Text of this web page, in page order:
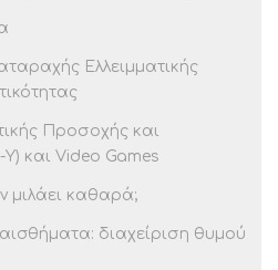
Ελλειμματικής
Προσοχής και
και Video Games
μιλάει καθαρά;
διαχείριση θυμού